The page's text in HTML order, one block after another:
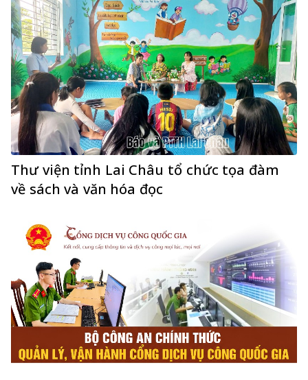
Thư viện tỉnh Lai Châu tổ chức tọa đàm
về sách và văn hóa đọc